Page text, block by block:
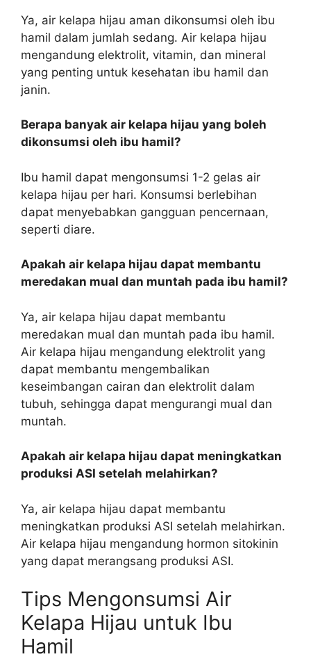
Ya, air kelapa hijau aman dikonsumsi oleh ibu
hamil dalam jumlah sedang. Air kelapa hijau
mengandung elektrolit, vitamin, dan mineral
yang penting untuk kesehatan ibu hamil dan
janin.
Berapa banyak air kelapa hijau yang boleh
dikonsumsi oleh ibu hamil?
Ibu hamil dapat mengonsumsi 1-2 gelas air
kelapa hijau per hari. Konsumsi berlebihan
dapat menyebabkan gangguan pencernaan,
seperti diare.
Apakah air kelapa hijau dapat membantu
meredakan mual dan muntah pada ibu hamil?
Ya, air kelapa hijau dapat membantu
meredakan mual dan muntah pada ibu hamil.
Air kelapa hijau mengandung elektrolit yang
dapat membantu mengembalikan
keseimbangan cairan dan elektrolit dalam
tubuh, sehingga dapat mengurangi mual dan
muntah.
Apakah air kelapa hijau dapat meningkatkan
produksi ASI setelah melahirkan?
Ya, air kelapa hijau dapat membantu
meningkatkan produksi ASI setelah melahirkan.
Air kelapa hijau mengandung hormon sitokinin
yang dapat merangsang produksi ASI.
Tips Mengonsumsi Air
Kelapa Hijau untuk Ibu
Hamil